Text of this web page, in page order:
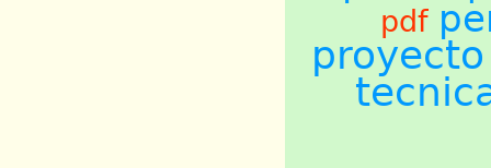
pdf
proyecto